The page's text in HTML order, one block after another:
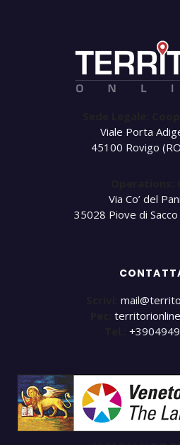
Viale Porta
45100 Rovigo
Via Co’ del
35028 Piove di